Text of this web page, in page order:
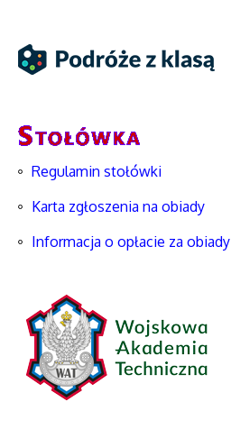
Regulamin stołówki
Karta zgłoszenia na obiady
Informacja o opłacie za obiady